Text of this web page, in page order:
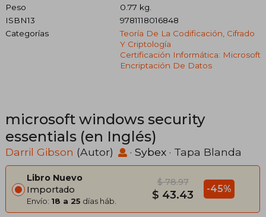
Peso
0.77 kg.
ISBN13
9781118016848
Categorías
Teoría De La Codificación, Cifrado
Y Criptología
Certificación Informática: Microsoft
Encriptación De Datos
microsoft windows security
essentials (en Inglés)
Darril Gibson (Autor) · Sybex · Tapa Blanda
Libro Nuevo
Importado
Envío: 18 a 25 días háb.
$ 78.97
$ 43.43 -45%